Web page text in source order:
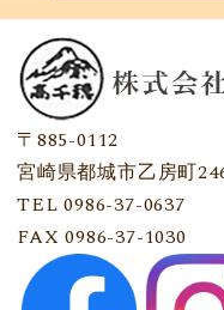
〒885-0112
宮崎県都城市乙房町
TEL 0986-37-0637
FAX 0986-37-1030